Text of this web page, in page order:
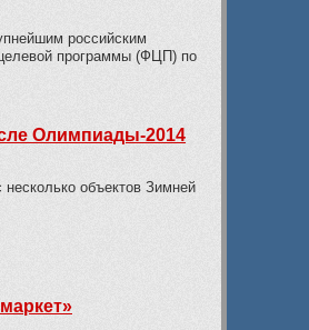
российским
программы (ФЦП) по
Олимпиады-2014
объектов Зимней